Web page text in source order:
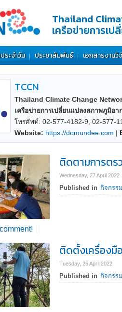
Thailand
เครือข่ายการเ
ระจำวัน ประชาสัมพันธ์ เอกสารงานวิ
TCCN
Thailand Climate Change
เครือข่ายการเปลี่ยนแปลงสภาพภูมิอา
โทรศัพท์: 02-577-4182-9, 02-577-
Website: https://domundee.com |
ติดตามการตร
Wednesday, 27 April 2022
Published in กิจกรร
ติดตั้งเครื่องมื
Tuesday, 26 April 2022
Published in กิจกรร